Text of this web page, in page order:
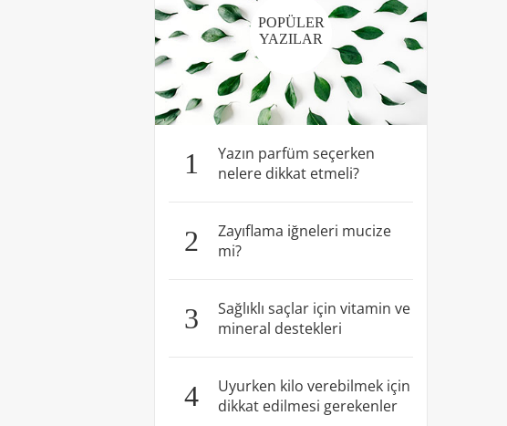
POPÜLER
YAZILAR
1
Yazın parfüm seçerken
nelere dikkat etmeli?
2
Zayıflama iğneleri mucize
mi?
3
Sağlıklı saçlar için vitamin ve
mineral destekleri
4
Uyurken kilo verebilmek için
dikkat edilmesi gerekenler